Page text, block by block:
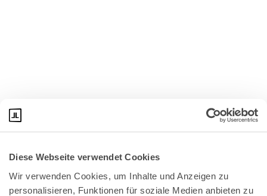
Diese Webseite verwendet Cookies
Wir verwenden Cookies, um Inhalte und Anzeigen zu
personalisieren, Funktionen für soziale Medien anbieten zu